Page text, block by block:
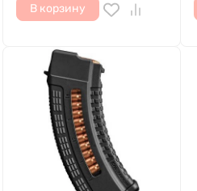
В корзину